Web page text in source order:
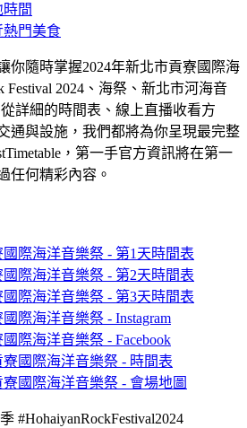
間
熱門美食
你隨時掌握2024年新北市貢寮國際海
Festival 2024、海祭、新北市河海音
詳細的時間表、線上直播收看方
通與設施，我們都將為你呈現最完整
，第一手官方資訊將在第一
任何精彩內容。
國際海洋音樂祭 - 第1天時間表
國際海洋音樂祭 - 第2天時間表
國際海洋音樂祭 - 第3天時間表
際海洋音樂祭 - Instagram
際海洋音樂祭 - Facebook
寮國際海洋音樂祭 - 時間表
寮國際海洋音樂祭 - 會場地圖
#HohaiyanRockFestival2024